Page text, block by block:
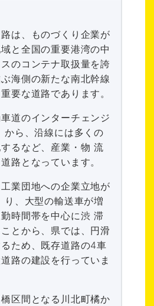
は、ものづくり企業が
と全国の重要港湾の中
のコンテナ取扱量を誇
海側の新たな南北幹線
要な道路であります。
道のインターチェンジ
から、沿線には多くの
るなど、産業・物 流
路となっています。
業団地への企業立地が
り、大型の輸送車が増
時間帯を中心に渋 滞
とから、県では、円滑
ため、既存道路の4車
路の建設を行っていま
区間となる川北町橘か